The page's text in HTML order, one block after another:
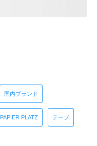
国内ブランド
PAPIER PLATZ テープ